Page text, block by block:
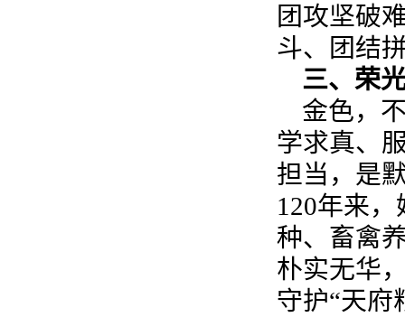
团攻坚破
斗、团结
三、荣
金色，
学求真、
担当，是
120年来
种、畜禽
朴实无华
守护“天府